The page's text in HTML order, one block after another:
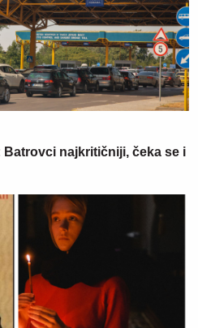
Batrovci najkritičniji, čeka se i